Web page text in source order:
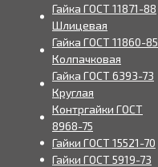
Гайка ГОСТ 11871-88
Шлицевая
Гайка ГОСТ 11860-85
Колпачковая
Гайка ГОСТ 6393-73
Круглая
Контргайки ГОСТ
8968-75
Гайки ГОСТ 15521-70
Гайки ГОСТ 5919-73